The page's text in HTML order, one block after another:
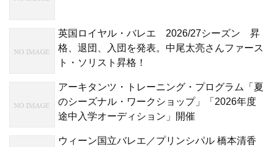
英国ロイヤル・バレエ 2026/27シーズン 昇
格、退団、入団を発表。中尾太亮さんファース
ト・ソリスト昇格！
アーキタンツ・トレーニング・プログラム「夏
のシーズナル・ワークショップ」「2026年度
途中入学オーディション」開催
ウィーン国立バレエ／プリンシパル 橋本清香